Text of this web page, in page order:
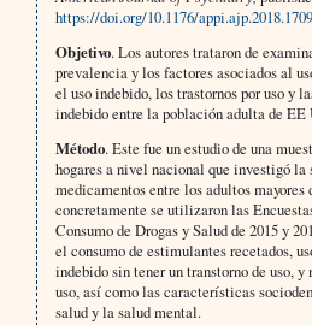
https://doi.org/10.1176/
Objetivo. Los autores trataron de
prevalencia y los factores asociados al
el uso indebido, los trastornos por uso y
indebido entre la población adulta de EE
Método. Este fue un estudio de una
hogares a nivel nacional que investigó la
medicamentos entre los adultos mayores
concretamente se utilizaron las
Consumo de Drogas y Salud de 2015 y
el consumo de estimulantes recetados,
indebido sin tener un transtorno de uso, y
uso, así como las características
salud y la salud mental.